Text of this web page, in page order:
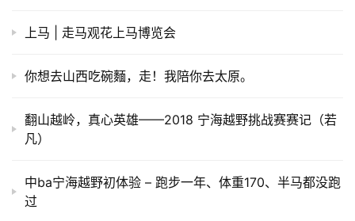
上马 | 走马观花上马博览会
你想去山西吃碗麵，走！我陪你去太原。
翻山越岭，真心英雄——2018 宁海越野挑战赛赛记（若
凡）
中ba宁海越野初体验 – 跑步一年、体重170、半马都没跑
过